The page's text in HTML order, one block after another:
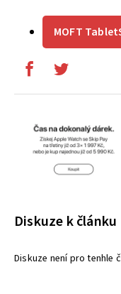
MOFT
Diskuze k článku
Diskuze není pro tenhle